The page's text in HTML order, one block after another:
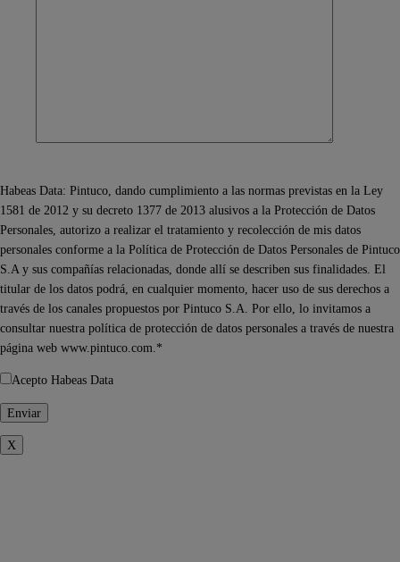
Habeas Data: Pintuco, dando cumplimiento a las normas previstas en la Ley
1581 de 2012 y su decreto 1377 de 2013 alusivos a la Protección de Datos
Personales, autorizo a realizar el tratamiento y recolección de mis datos
personales conforme a la Política de Protección de Datos Personales de Pintuco
S.A y sus compañías relacionadas, donde allí se describen sus finalidades. El
titular de los datos podrá, en cualquier momento, hacer uso de sus derechos a
través de los canales propuestos por Pintuco S.A. Por ello, lo invitamos a
consultar nuestra política de protección de datos personales a través de nuestra
página web www.pintuco.com.*
Acepto Habeas Data
X